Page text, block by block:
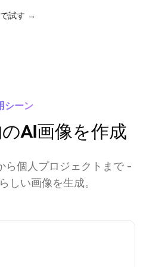
試す →
シーン
AI画像を作成
ら個人プロジェクトまで -
しい画像を生成。